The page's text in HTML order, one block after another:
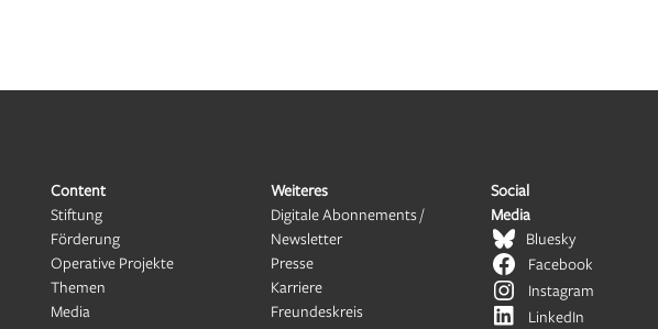
Content
Stiftung
Förderung
Operative Projekte
Themen
Media
Weiteres
Digitale Abonnements /
Newsletter
Presse
Karriere
Freundeskreis
Social
Media
Bluesky
Facebook
Instagram
LinkedIn